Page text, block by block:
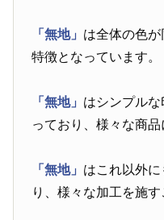
「無地」 は全体の色
特徴となっています。
「無地」 はシンプル
っており、様々な商品
「無地」 はこれ以外
り、様々な加工を施す